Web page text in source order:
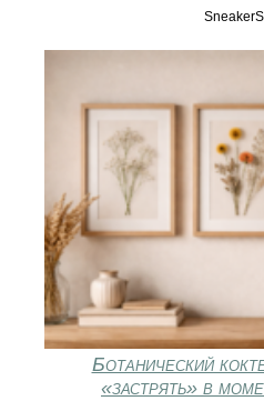
Ботанический
«застрять» в